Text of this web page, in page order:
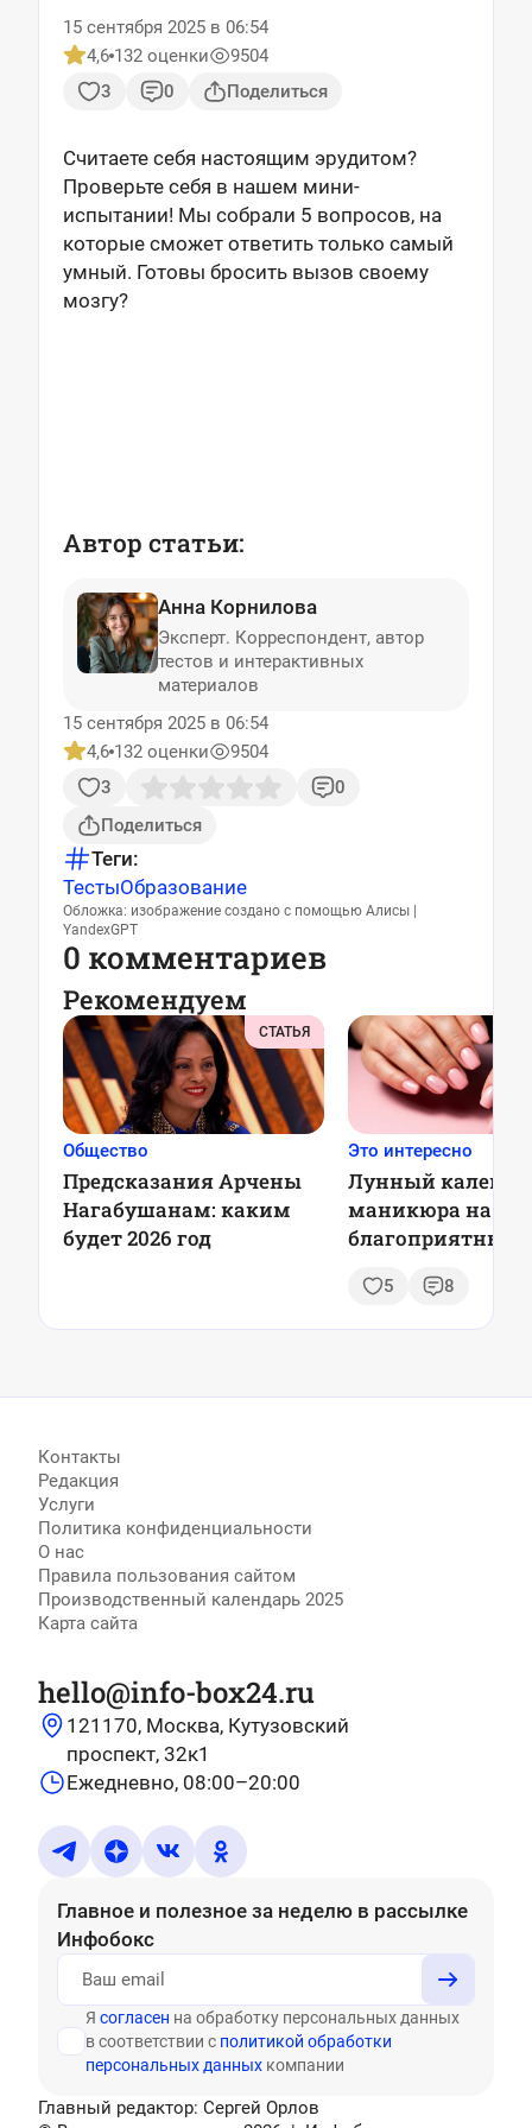
15 сентября 2025 в 06:54
4,6 132 оценки
9504
3
0 Поделиться
Считаете себя настоящим эрудитом?
Проверьте себя в нашем мини-
испытании! Мы собрали 5 вопросов, на
которые сможет ответить только самый
умный. Готовы бросить вызов своему
мозгу?
Автор статьи:
Анна Корнилова
Эксперт. Корреспондент, автор
тестов и интерактивных
материалов
15 сентября 2025 в 06:54
4,6 132 оценки
9504
3
0
Поделиться
Теги:
ТестыОбразование
Обложка: изображение создано с помощью Алисы |
YandexGPT
0 комментариев
Рекомендуем
СТАТЬЯ
Общество
Предсказания Арчены
Нагабушанам: каким
будет 2026 год
Это интересно
Лунный
маникюра на
благоприятные
тренды
5 8
Контакты
Редакция
Услуги
Политика конфиденциальности
О нас
Правила пользования сайтом
Производственный календарь 2025
Карта сайта
hello@info-box24.ru
121170, Москва, Кутузовский
проспект, 32к1
Ежедневно, 08:00–20:00
Главное и полезное за неделю в рассылке
Инфобокс
Я согласен на обработку персональных данных
в соответствии с политикой обработки
персональных данных компании
Главный редактор: Сергей Орлов